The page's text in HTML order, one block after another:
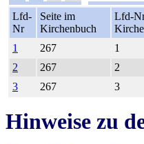
Lfd-
Nr
Seite im
Kirchenbuch
Lfd-
1
267 1
2
267 2
3
267 3
Hinweise zu